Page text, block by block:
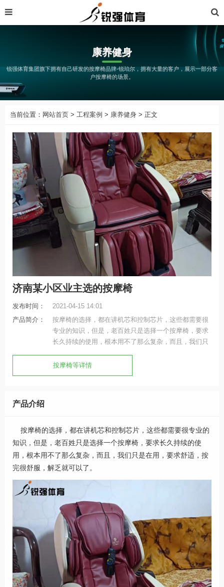
康养健身
锐强体育集团旗下拥有自己研发的按摩椅品牌-锐珀尔，拥有大量的客户，展示一部分客
户按摩椅的场景。
当前位置： 网站首页 > 工程案例 > 康养健身 > 正文
济南某小区业主选的按摩椅
发布时间：
2021-04-15 14:01
产品简介：
按摩椅的选择，都在讲机芯和控制芯片，这些都需要很
专业的知识，但是，老百姓只是选择一个按摩椅，要求
长久持续的使用，根本用不了那么复杂，而且，我们只
按摩椅等详情
产品介绍
按摩椅的选择，都在讲机芯和控制芯片，这些都需要很专业的
知识，但是，老百姓只是选择一个按摩椅，要求长久持续的使
用，根本用不了那么复杂，而且，我们只是在用，要求舒适，按
完很舒服，解乏就可以了。